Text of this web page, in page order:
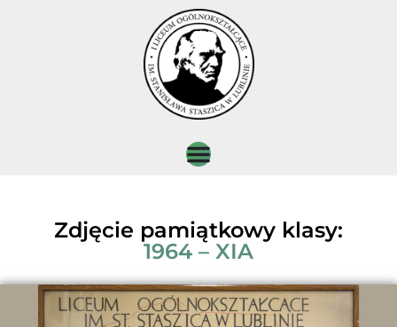
Zdjęcie pamiątkowy klasy:
1964 – XIA